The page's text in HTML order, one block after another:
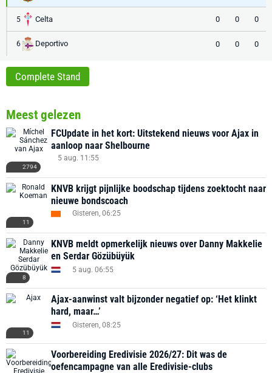
5 Celta 0 0 0
6 Deportivo 0 0 0
Complete Stand
Meest gelezen
2794
FCUpdate in het kort: Uitstekend nieuws voor Ajax in
aanloop naar Shelbourne
5 aug. 11:55
11
KNVB krijgt pijnlijke boodschap tijdens zoektocht naar
nieuwe bondscoach
Gisteren, 06:25
8
KNVB meldt opmerkelijk nieuws over Danny Makkelie
en Serdar Gözübüyük
5 aug. 06:55
11
Ajax-aanwinst valt bijzonder negatief op: ‘Het klinkt
hard, maar…’
Gisteren, 08:25
Voorbereiding Eredivisie 2026/27: Dit was de
oefencampagne van alle Eredivisie-clubs